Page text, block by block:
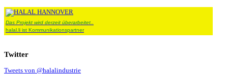
Das Projekt wird derzeit überarbeitet..
halal.li ist Kommunikationspartner
Twitter
Tweets von @halalindustrie